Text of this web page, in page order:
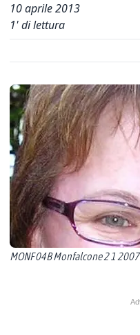
10 aprile 2013
1' di lettura
MONF 04B Monfalcone 2 1 2007